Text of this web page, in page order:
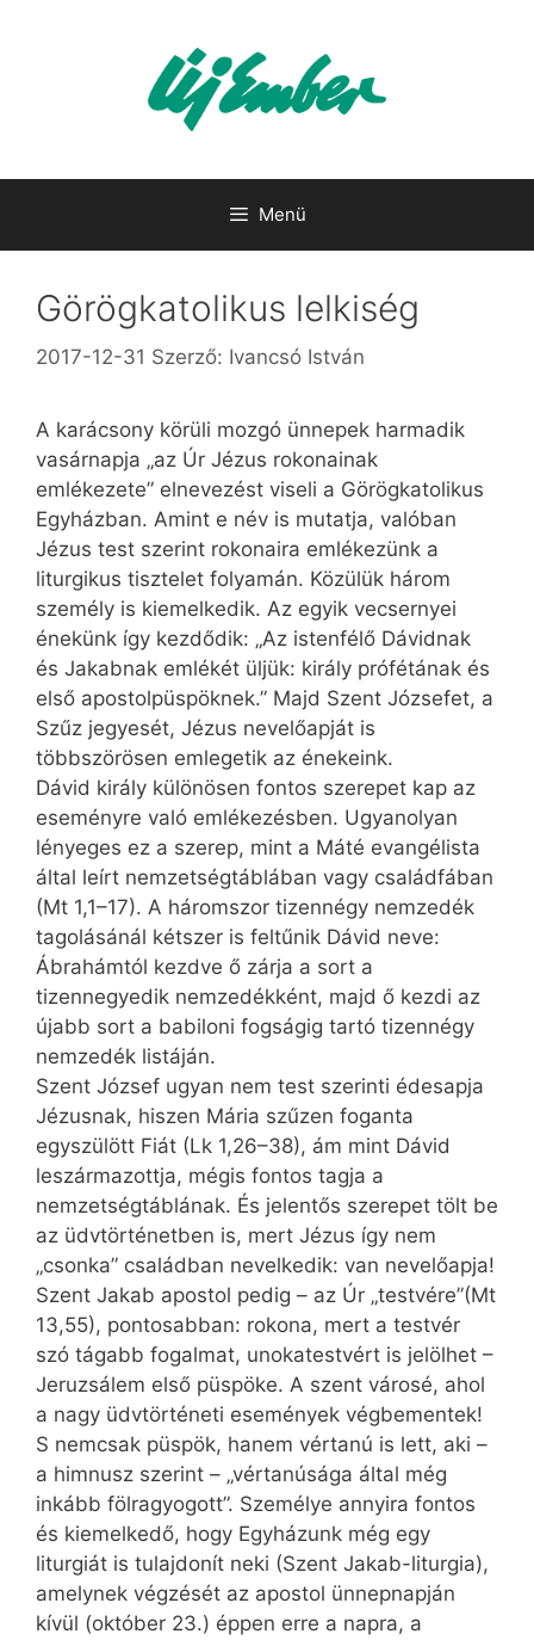
Menü
Görögkatolikus lelkiség
2017-12-31 Szerző: Ivancsó István
A karácsony körüli mozgó ünnepek harmadik
vasárnapja „az Úr Jézus rokonainak
emlékezete” elnevezést viseli a Görögkatolikus
Egyházban. Amint e név is mutatja, valóban
Jézus test szerint rokonaira emlékezünk a
liturgikus tisztelet folyamán. Közülük három
személy is kiemelkedik. Az egyik vecsernyei
énekünk így kezdődik: „Az istenfélő Dávidnak
és Jakabnak emlékét üljük: király prófétának és
első apostolpüspöknek.” Majd Szent Józsefet, a
Szűz jegyesét, Jézus nevelő­apját is
többszörösen emlegetik az énekeink.
Dávid király különösen fontos szerepet kap az
eseményre való emlékezésben. Ugyanolyan
lényeges ez a szerep, mint a Máté evangélista
által leírt nemzetségtáblában vagy családfában
(Mt 1,1–17). A háromszor tizennégy nemzedék
tagolásánál kétszer is feltűnik Dávid neve:
Ábrahámtól kezdve ő zárja a sort a
tizennegyedik nemzedékként, majd ő kezdi az
újabb sort a babiloni fogságig tartó tizennégy
nemzedék listáján.
Szent József ugyan nem test szerinti édesapja
Jézusnak, hiszen Mária szűzen foganta
egyszülött Fiát (Lk 1,26–38), ám mint Dávid
leszármazottja, mégis fontos tagja a
nemzetségtáblának. És jelentős szerepet tölt be
az üdvtörténetben is, mert Jézus így nem
„csonka” családban nevelkedik: van nevelőapja!
Szent Jakab apostol pedig – az Úr „testvére”(Mt
13,55), pontosabban: rokona, mert a testvér
szó tágabb fogalmat, unokatestvért is jelölhet –
Jeruzsálem első püspöke. A szent városé, ahol
a nagy üdvtörténeti események végbementek!
S nemcsak püspök, hanem vértanú is lett, aki –
a himnusz szerint – „vértanúsága által még
inkább fölragyogott”. Személye annyira fontos
és kiemelkedő, hogy Egyházunk még egy
liturgiát is tulajdonít neki (Szent Jakab-liturgia),
amelynek végzését az apostol ünnepnapján
kívül (október 23.) éppen erre a napra, a